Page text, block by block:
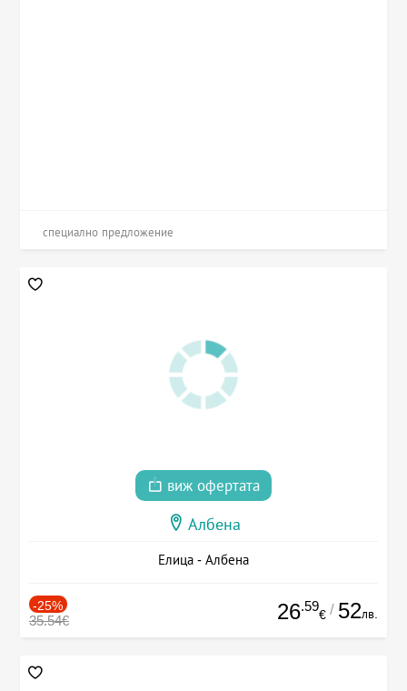
специално предложение
виж офертата
Албена
Елица - Албена
-25%
35.54€ 26.59
€ / 52лв.